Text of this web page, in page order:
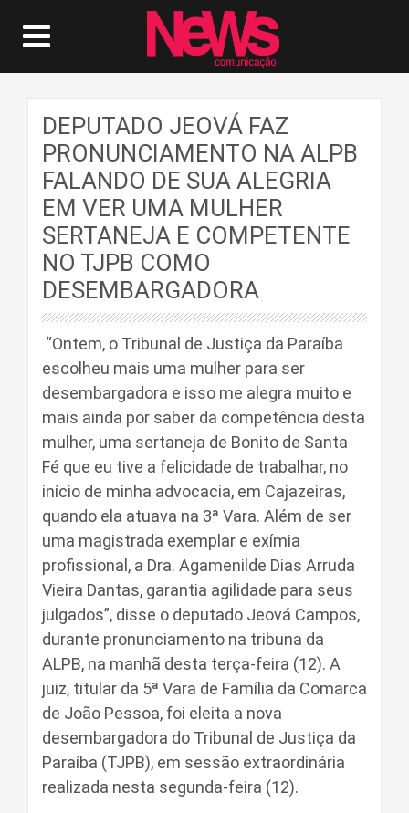
DEPUTADO JEOVÁ FAZ
PRONUNCIAMENTO NA ALPB
FALANDO DE SUA ALEGRIA
EM VER UMA MULHER
SERTANEJA E COMPETENTE
NO TJPB COMO
DESEMBARGADORA
“Ontem, o Tribunal de Justiça da Paraíba
escolheu mais uma mulher para ser
desembargadora e isso me alegra muito e
mais ainda por saber da competência desta
mulher, uma sertaneja de Bonito de Santa
Fé que eu tive a felicidade de trabalhar, no
início de minha advocacia, em Cajazeiras,
quando ela atuava na 3ª Vara. Além de ser
uma magistrada exemplar e exímia
profissional, a Dra. Agamenilde Dias Arruda
Vieira Dantas, garantia agilidade para seus
julgados”, disse o deputado Jeová Campos,
durante pronunciamento na tribuna da
ALPB, na manhã desta terça-feira (12). A
juiz, titular da 5ª Vara de Família da Comarca
de João Pessoa, foi eleita a nova
desembargadora do Tribunal de Justiça da
Paraíba (TJPB), em sessão extraordinária
realizada nesta segunda-feira (12).